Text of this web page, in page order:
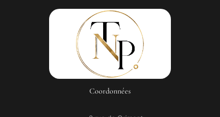
Coordonnées